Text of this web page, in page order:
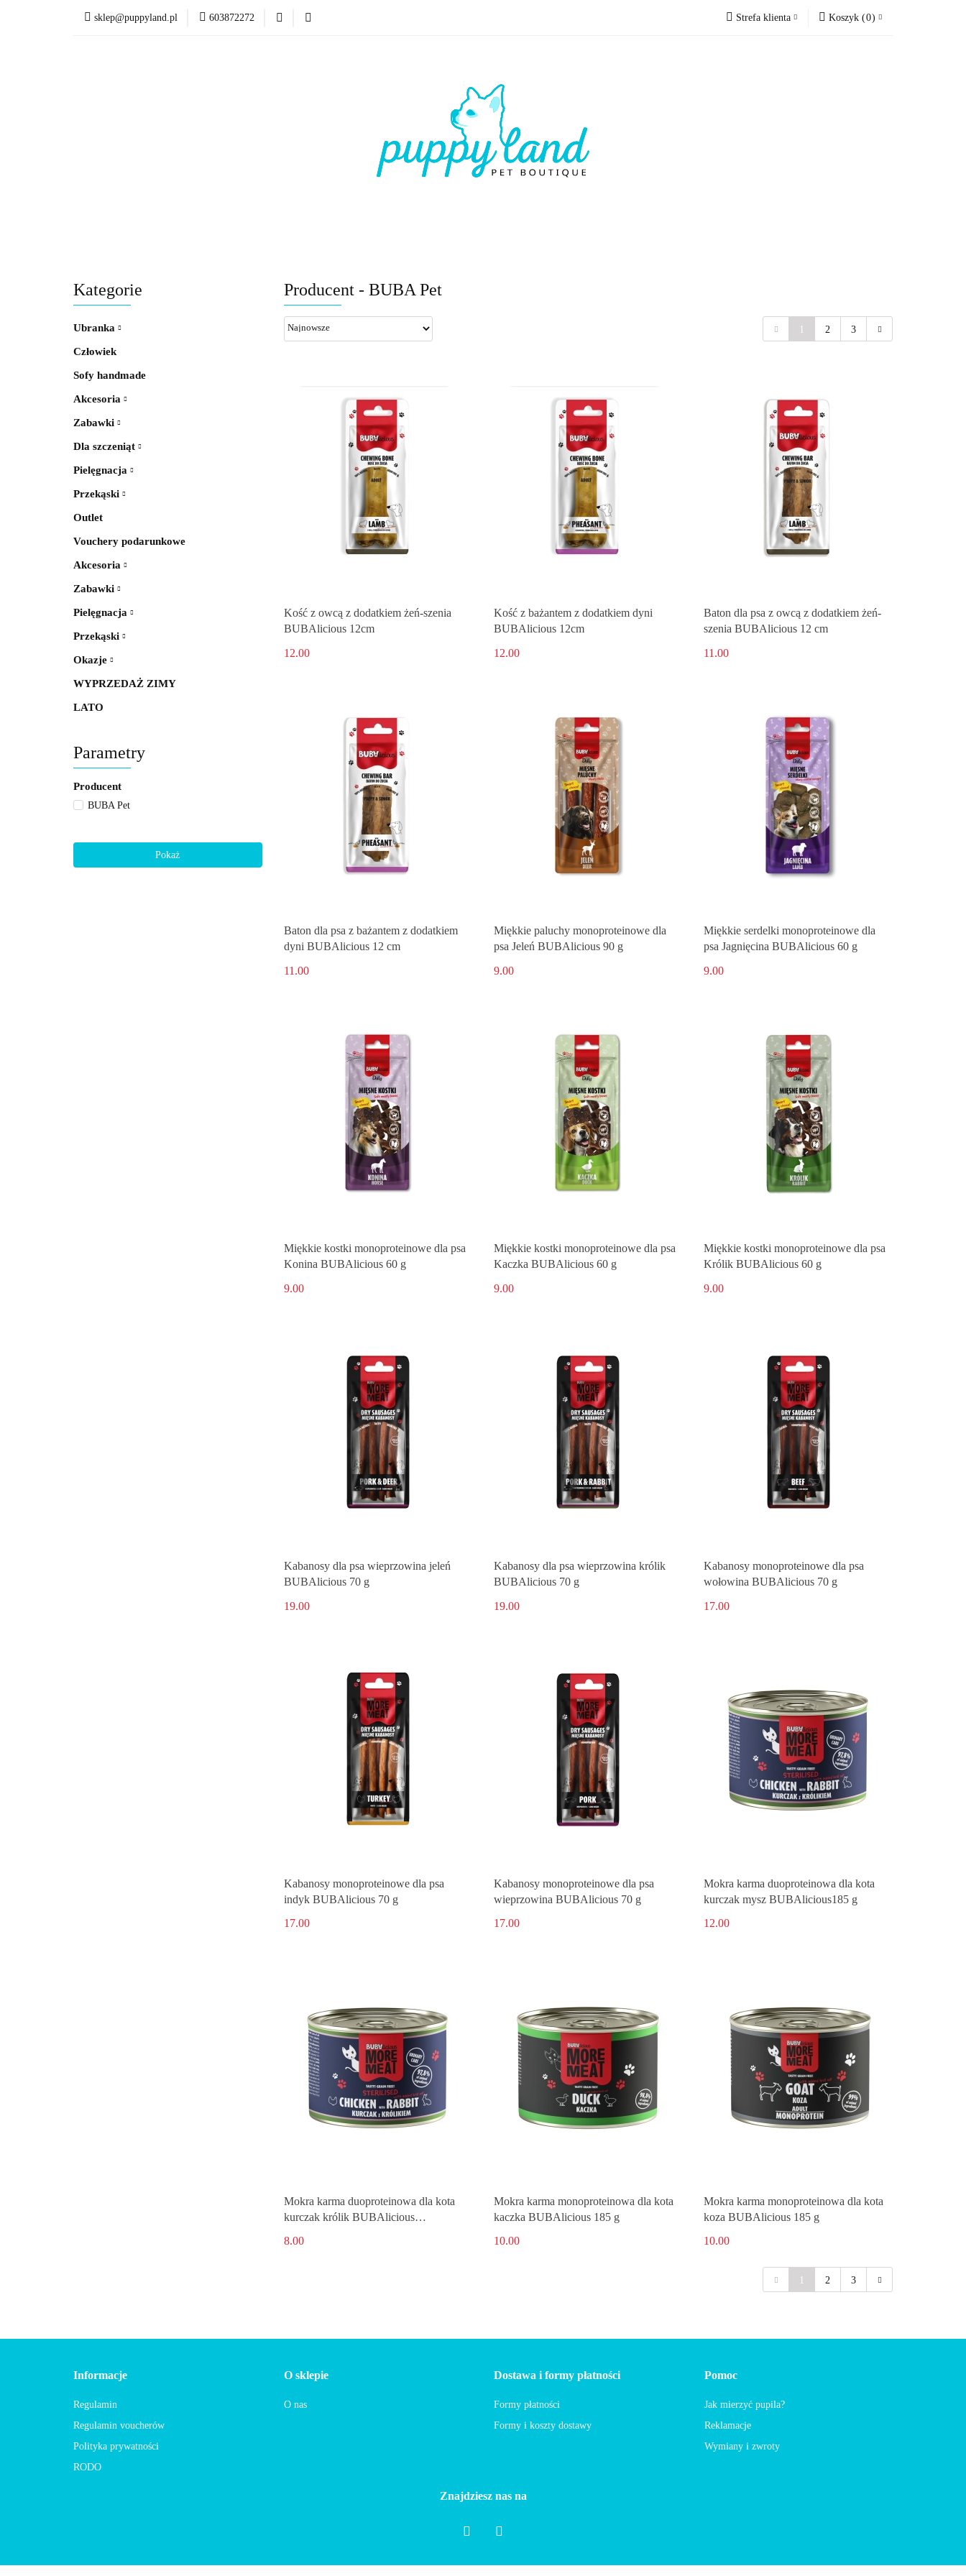
sklep@puppyland.pl 603872272 Strefa klienta Koszyk (0)
PROMOCJE/OUTLET 🏷️
Kategorie
Ubranka
Człowiek
Sofy handmade
Akcesoria
Zabawki
Dla szczeniąt
Pielęgnacja
Przekąski
Outlet
Vouchery podarunkowe
Akcesoria
Zabawki
Pielęgnacja
Przekąski
Okazje
WYPRZEDAŻ ZIMY
LATO
Parametry
Producent
BUBA Pet
Pokaż
Producent - BUBA Pet
2 3
Kość z owcą z dodatkiem żeń-szenia
BUBAlicious 12cm
12.00
Kość z bażantem z dodatkiem dyni
BUBAlicious 12cm
12.00
Baton dla psa z owcą z dodatkiem żeń-
szenia BUBAlicious 12 cm
11.00
Baton dla psa z bażantem z dodatkiem
dyni BUBAlicious 12 cm
11.00
Miękkie paluchy monoproteinowe dla
psa Jeleń BUBAlicious 90 g
9.00
Miękkie serdelki monoproteinowe dla
psa Jagnięcina BUBAlicious 60 g
9.00
Miękkie kostki monoproteinowe dla psa
Konina BUBAlicious 60 g
9.00
Miękkie kostki monoproteinowe dla psa
Kaczka BUBAlicious 60 g
9.00
Miękkie kostki monoproteinowe dla psa
Królik BUBAlicious 60 g
9.00
Kabanosy dla psa wieprzowina jeleń
BUBAlicious 70 g
19.00
Kabanosy dla psa wieprzowina królik
BUBAlicious 70 g
19.00
Kabanosy monoproteinowe dla psa
wołowina BUBAlicious 70 g
17.00
Kabanosy monoproteinowe dla psa
indyk BUBAlicious 70 g
17.00
Kabanosy monoproteinowe dla psa
wieprzowina BUBAlicious 70 g
17.00
Mokra karma duoproteinowa dla kota
kurczak mysz BUBAlicious185 g
12.00
Mokra karma duoproteinowa dla kota
kurczak królik BUBAlicious
8.00
Mokra karma monoproteinowa dla kota
kaczka BUBAlicious 185 g
10.00
Mokra karma monoproteinowa dla kota
koza BUBAlicious 185 g
10.00
2 3
Informacje
Regulamin
Regulamin voucherów
Polityka prywatności
RODO
O sklepie
O nas
Dostawa i formy płatności
Formy płatności
Formy i koszty dostawy
Pomoc
Jak mierzyć pupila?
Reklamacje
Wymiany i zwroty
Znajdziesz nas na